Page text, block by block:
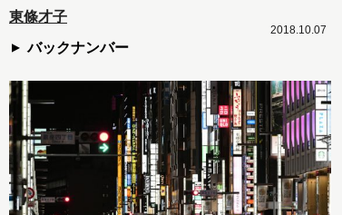
東條才子
バックナンバー
2018.10.07